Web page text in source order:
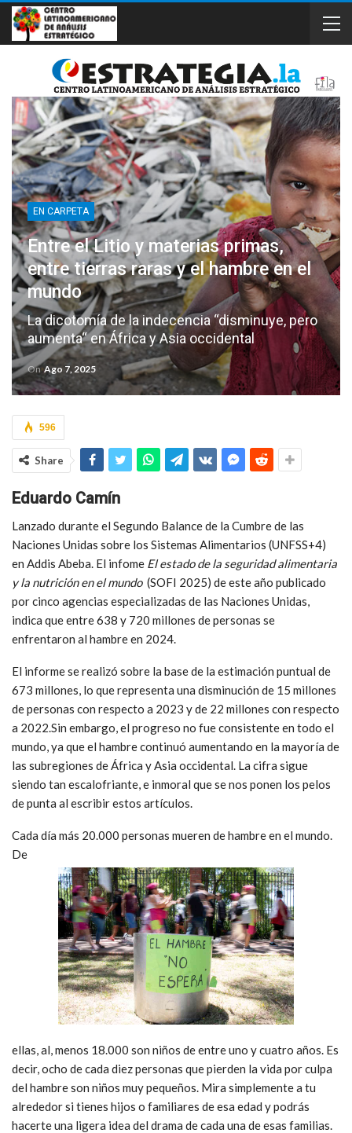
EN CARPETA
Entre el Litio y materias primas,
entre tierras raras y el hambre en el
mundo
La dicotomía de la indecencia “disminuye, pero
aumenta“ en África y Asia occidental
OnAgo 7, 2025
596
Share
Eduardo Camín
Lanzado durante el Segundo Balance de la Cumbre de las
Naciones Unidas sobre los Sistemas Alimentarios (UNFSS+4)
en Addis Abeba. El infome El estado de la seguridad alimentaria
y la nutrición en el mundo(SOFI 2025) de este año publicado
por cinco agencias especializadas de las Naciones Unidas,
indica que entre 638 y 720 millones de personas se
enfrentaron al hambre en 2024.
El informe se realizó sobre la base de la estimación puntual de
673 millones, lo que representa una disminución de 15 millones
de personas con respecto a 2023 y de 22 millones con respecto
a 2022.Sin embargo, el progreso no fue consistente en todo el
mundo, ya que el hambre continuó aumentando en la mayoría de
las subregiones de África y Asia occidental. La cifra sigue
siendo tan escalofriante, e inmoral que se nos ponen los pelos
de punta al escribir estos artículos.
Cada día más 20.000 personas mueren de hambre en el mundo.
De
ellas, al, menos 18.000 son niños de entre uno y cuatro años. Es
decir, ocho de cada diez personas que pierden la vida por culpa
del hambre son niños muy pequeños. Mira simplemente a tu
alrededor si tienes hijos o familiares de esa edad y podrás
hacerte una ligera idea del drama de cada una de esas familias.